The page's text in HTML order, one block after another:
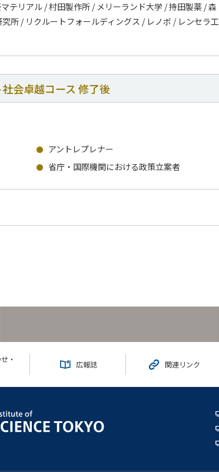
テリアル / 村田製作所 / メリーランド大学 / 持田製薬 / 森
所 / リクルートフォールディングス / レノボ / レンセラ工
会卓越コース 修了後
アントレプレナー
省庁・国際機関における政策立案者
・
広報誌 関連リンク